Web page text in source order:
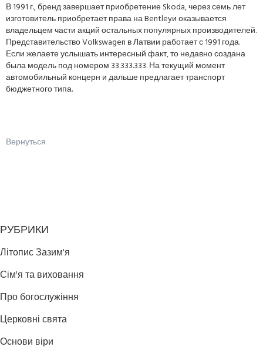
В 1991 г., бренд завершает приобретение Skoda, через семь лет
изготовитель приобретает права на Bentleyи оказывается
владельцем части акций остальных популярных производителей.
Представительство Volkswagen в Латвии работает с 1991 года.
Если желаете услышать интересный факт, то недавно создана
была модель под номером 33.333.333. На текущий момент
автомобильный концерн и дальше предлагает транспорт
бюджетного типа.
Вернуться
РУБРИКИ
Літопис Зазим'я
Сім'я та виховання
Про богослужіння
Церковні свята
Основи віри